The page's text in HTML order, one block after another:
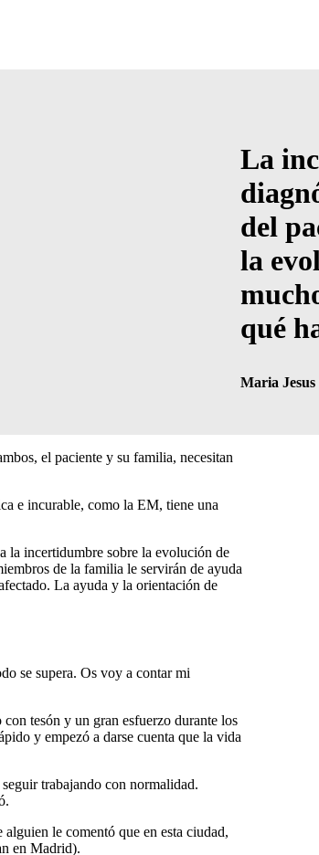
La
del
la
qué
Maria
el paciente y su familia, necesitan
e incurable, como la EM, tiene una
la incertidumbre sobre la evolución de
de la familia le servirán de ayuda
La ayuda y la orientación de
se supera. Os voy a contar mi
tesón y un gran esfuerzo durante los
y empezó a darse cuenta que la vida
trabajando con normalidad.
le comentó que en esta ciudad,
en Madrid).